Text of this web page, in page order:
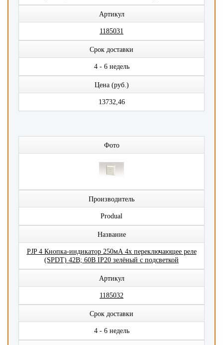
Артикул
1185031
Срок доставки
4 - 6 недель
Цена (руб.)
13732,46
Фото
Производитель
Produal
Название
PJP 4 Кнопка-индикатор 250мА 4x переключающее реле
(SPDT) 42В; 60В IP20 зелёный с подсветкой
Артикул
1185032
Срок доставки
4 - 6 недель